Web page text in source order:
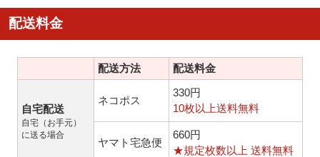
配送料金
配送方法 配送料金
自宅配送
自宅（お手元）
に送る場合
ネコポス
330円
10枚以上送料無料
ヤマト宅急便
660円
★規定枚数以上 送料無料